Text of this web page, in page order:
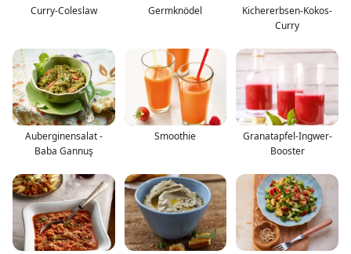
Curry-Coleslaw Germknödel
Kichererbsen-Kokos-
Curry
Auberginensalat -
Baba Gannuş
Smoothie
Granatapfel-Ingwer-
Booster